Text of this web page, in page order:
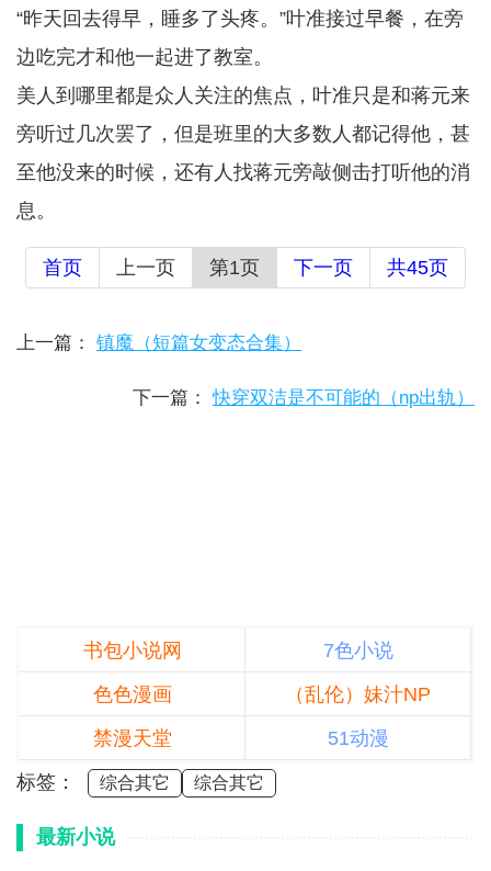
“昨天回去得早，睡多了头疼。”叶准接过早餐，在旁
边吃完才和他一起进了教室。
美人到哪里都是众人关注的焦点，叶准只是和蒋元来
旁听过几次罢了，但是班里的大多数人都记得他，甚
至他没来的时候，还有人找蒋元旁敲侧击打听他的消
息。
首页 上一页 第1页 下一页 共45页
上一篇： 镇魔（短篇女变态合集）
下一篇：快穿双洁是不可能的（np出轨）
书包小说网
7色小说
色色漫画
（乱伦）妹汁NP
禁漫天堂
51动漫
标签：
综合其它 综合其它
最新小说